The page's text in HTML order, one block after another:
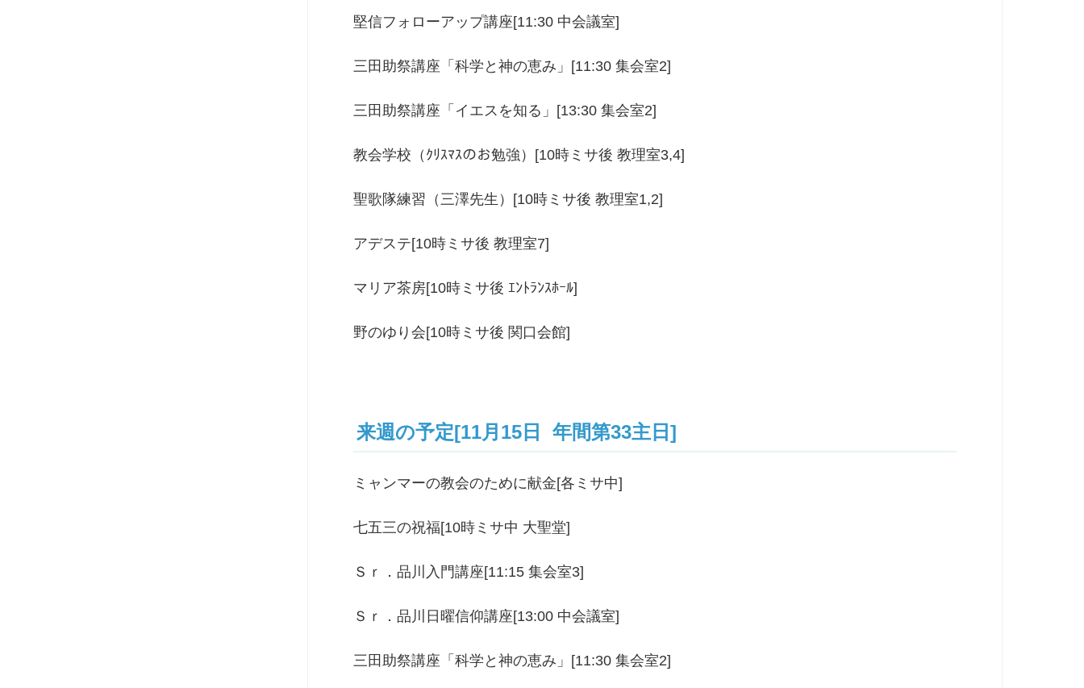
堅信フォローアップ講座[11:30 中会議室]
三田助祭講座「科学と神の恵み」[11:30 集会室2]
三田助祭講座「イエスを知る」[13:30 集会室2]
教会学校（ｸﾘｽﾏｽのお勉強）[10時ミサ後 教理室3,4]
聖歌隊練習（三澤先生）[10時ミサ後 教理室1,2]
アデステ[10時ミサ後 教理室7]
マリア茶房[10時ミサ後 ｴﾝﾄﾗﾝｽﾎｰﾙ]
野のゆり会[10時ミサ後 関口会館]
来週の予定[11月15日 年間第33主日]
ミャンマーの教会のために献金[各ミサ中]
七五三の祝福[10時ミサ中 大聖堂]
Ｓｒ．品川入門講座[11:15 集会室3]
Ｓｒ．品川日曜信仰講座[13:00 中会議室]
三田助祭講座「科学と神の恵み」[11:30 集会室2]